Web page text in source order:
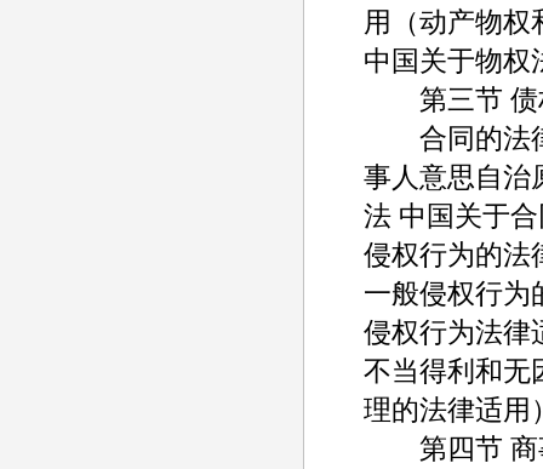
用（动产物权
中国关于物权
第三节 债
合同的法律
事人意思自治
法 中国关于
侵权行为的法
一般侵权行为
侵权行为法律
不当得利和无
理的法律适用
第四节 商